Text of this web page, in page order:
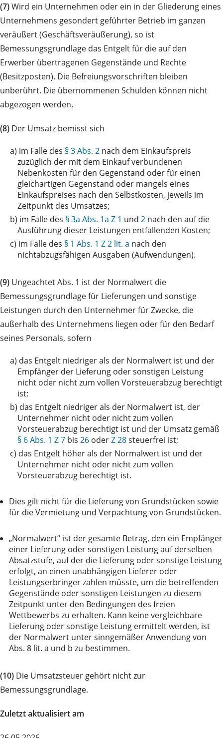
(7)Wird ein Unternehmen oder ein in der Gliederung eines
Unternehmens gesondert geführter Betrieb im ganzen
veräußert (Geschäftsveräußerung), so ist
Bemessungsgrundlage das Entgelt für die auf den
Erwerber übertragenen Gegenstände und Rechte
(Besitzposten). Die Befreiungsvorschriften bleiben
unberührt. Die übernommenen Schulden können nicht
abgezogen werden.
(8) Der Umsatz bemisst sich
a) im Falle des § 3 Abs. 2 nach dem Einkaufspreis
zuzüglich der mit dem Einkauf verbundenen
Nebenkosten für den Gegenstand oder für einen
gleichartigen Gegenstand oder mangels eines
Einkaufspreises nach den Selbstkosten, jeweils im
Zeitpunkt des Umsatzes;
b) im Falle des § 3a Abs. 1a Z 1 und 2 nach den auf die
Ausführung dieser Leistungen entfallenden Kosten;
c) im Falle des § 1 Abs. 1 Z 2 lit. a nach den
nichtabzugsfähigen Ausgaben (Aufwendungen).
(9) Ungeachtet Abs. 1 ist der Normalwert die
Bemessungsgrundlage für Lieferungen und sonstige
Leistungen durch den Unternehmer für Zwecke, die
außerhalb des Unternehmens liegen oder für den Bedarf
seines Personals, sofern
a) das Entgelt niedriger als der Normalwert ist und der
Empfänger der Lieferung oder sonstigen Leistung
nicht oder nicht zum vollen Vorsteuerabzug berechtigt
ist;
b) das Entgelt niedriger als der Normalwert ist, der
Unternehmer nicht oder nicht zum vollen
Vorsteuerabzug berechtigt ist und der Umsatz gemäß
§ 6 Abs. 1 Z 7 bis 26 oderZ 28steuerfrei ist;
c) das Entgelt höher als der Normalwert ist und der
Unternehmer nicht oder nicht zum vollen
Vorsteuerabzug berechtigt ist.
Dies gilt nicht für die Lieferung von Grundstücken sowie
für die Vermietung und Verpachtung von Grundstücken.
„Normalwert“ ist der gesamte Betrag, den ein Empfänger
einer Lieferung oder sonstigen Leistung auf derselben
Absatzstufe, auf der die Lieferung oder sonstige Leistung
erfolgt, an einen unabhängigen Lieferer oder
Leistungserbringer zahlen müsste, um die betreffenden
Gegenstände oder sonstigen Leistungen zu diesem
Zeitpunkt unter den Bedingungen des freien
Wettbewerbs zu erhalten. Kann keine vergleichbare
Lieferung oder sonstige Leistung ermittelt werden, ist
der Normalwert unter sinngemäßer Anwendung von
Abs. 8 lit. a und b zu bestimmen.
(10) Die Umsatzsteuer gehört nicht zur
Bemessungsgrundlage.
Zuletzt aktualisiert am